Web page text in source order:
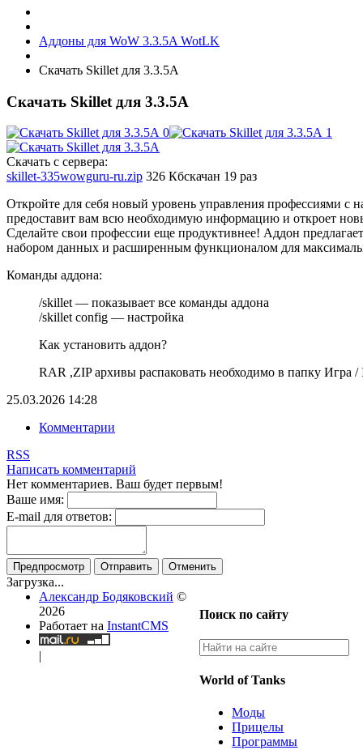
Аддоны для WoW 3.3.5A WotLK
Скачать Skillet для 3.3.5А
Скачать Skillet для 3.3.5А
Скачать с сервера:
skillet-335wowguru-ru.zip 326 Кбскачан 19 раз
Откройте для себя новый уровень управления профессиями
предоставит вам всю необходимую информацию и откроет
Сделайте свои профессии еще продуктивнее! Аддон
набором данных и расширенным функционалом для
Команды аддона:
/skillet — показывает все команды аддона
/skillet config — настройка
Как установить аддон?
RAR ,ZIP архивы распаковать необходимо в папку Игра /
25.03.2026 14:28
Комментарии
RSS
Написать комментарий
Нет комментариев. Ваш будет первым!
Ваше имя:
E-mail для ответов:
Предпросмотр Отправить Отменить
Загрузка...
Поиск по сайту
World of Tanks
Моды
Прицелы
Программы
Александр Бодяковский ©
2026
Работает на InstantCMS
|